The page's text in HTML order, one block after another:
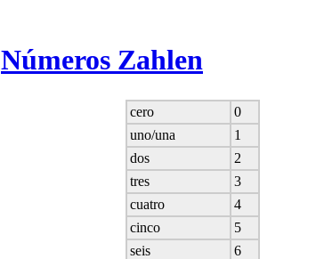
Números Zahlen
cero
0
uno/una
1
dos
2
tres
3
cuatro
4
cinco
5
seis
6